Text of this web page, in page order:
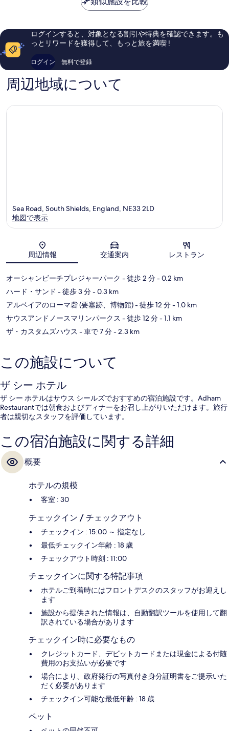
ン
1,008
件
の
コ
ミ
(ワ
シ
オ
コ
ミ
ミ
ログインすると、対象となる割引や特典を確認できます。も
っとリワードを獲得して、もっと旅を満喫 !
ログイン 無料で登録
周辺地域について
地図
Sea Road, South Shields, England, NE33 2LD
地図で表示
周辺情報 交通案内 レストラン
オーシャンビーチプレジャーパーク - 徒歩 2 分- 0.2 km
ハード・サンド - 徒歩 3 分- 0.3 km
アルベイアのローマ砦 (要塞跡、博物館)- 徒歩 12 分- 1.0 km
サウスアンドノースマリンパークス - 徒歩 12 分- 1.1 km
ザ・カスタムズハウス - 車で 7 分- 2.3 km
この施設について
ザ シー ホテル
ザ シー ホテルはサウス シールズでおすすめの宿泊施設です。Adham
Restaurantでは朝食およびディナーをお召し上がりいただけます。旅行
者は親切なスタッフを評価しています。
この宿泊施設に関する詳細
概要
ホテルの規模
客室 : 30
チェックイン / チェックアウト
チェックイン : 15:00 ～ 指定なし
最低チェックイン年齢 : 18 歳
チェックアウト時刻 : 11:00
チェックインに関する特記事項
ホテルご到着時にはフロントデスクのスタッフがお迎えし
ます
施設から提供された情報は、自動翻訳ツールを使用して翻
訳されている場合があります
チェックイン時に必要なもの
クレジットカード、デビットカードまたは現金による付随
費用のお支払いが必要です
場合により、政府発行の写真付き身分証明書をご提示いた
だく必要があります
チェックイン可能な最低年齢 : 18 歳
ペット